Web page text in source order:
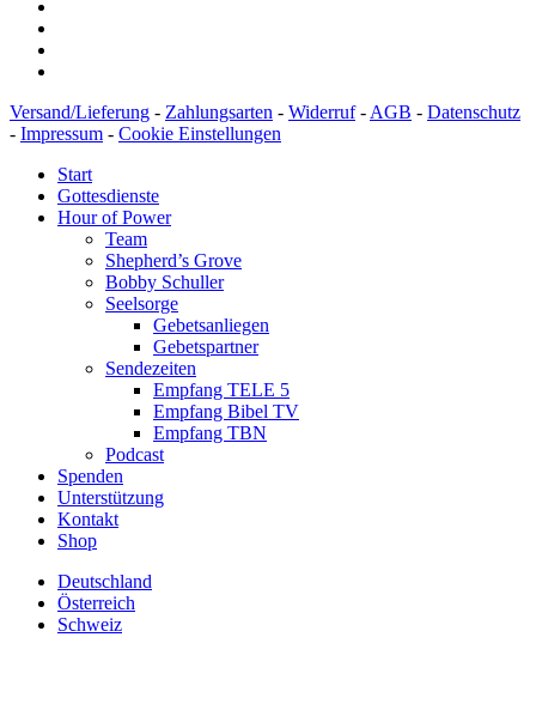
Versand/Lieferung - Zahlungsarten - Widerruf- AGB - Datenschutz
- Impressum - Cookie Einstellungen
Start
Gottesdienste
Hour of Power
Team
Shepherd’s Grove
Bobby Schuller
Seelsorge
Gebetsanliegen
Gebetspartner
Sendezeiten
Empfang TELE 5
Empfang Bibel TV
Empfang TBN
Podcast
Spenden
Unterstützung
Kontakt
Shop
Deutschland
Österreich
Schweiz